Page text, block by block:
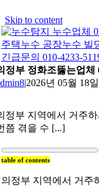
Skip to content
긴급문의 010-4233-
정부 정화조뚫는업체
|2026년 05월 18일
정부 지역에서 거주
쯤 겪을 수 [...]
table of contents
의정부 지역에서 거주